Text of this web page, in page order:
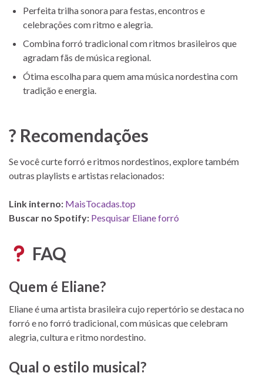
Perfeita trilha sonora para festas, encontros e
celebrações com ritmo e alegria.
Combina forró tradicional com ritmos brasileiros que
agradam fãs de música regional.
Ótima escolha para quem ama música nordestina com
tradição e energia.
? Recomendações
Se você curte forró e ritmos nordestinos, explore também
outras playlists e artistas relacionados:
Link interno: MaisTocadas.top
Buscar no Spotify: Pesquisar Eliane forró
FAQ
Quem é Eliane?
Eliane é uma artista brasileira cujo repertório se destaca no
forró e no forró tradicional, com músicas que celebram
alegria, cultura e ritmo nordestino.
Qual o estilo musical?